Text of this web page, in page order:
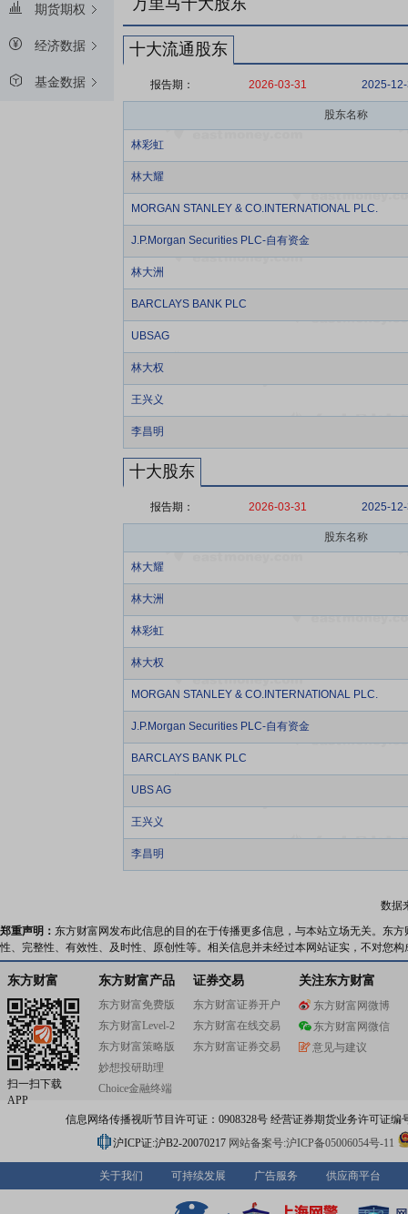
期货期权
经济数据
基金数据
万里马十大股东
十大流通股东
报告期： 2026-03-31 2025-
股东名称
林彩虹
林大耀
MORGAN STANLEY & CO.INTERNATIONAL PLC.
J.P.Morgan Securities PLC-自有资金
林大洲
BARCLAYS BANK PLC
UBSAG
林大权
王兴义
李昌明
十大股东
报告期： 2026-03-31 2025-
股东名称
林大耀
林大洲
林彩虹
林大权
MORGAN STANLEY & CO.INTERNATIONAL PLC.
J.P.Morgan Securities PLC-自有资金
BARCLAYS BANK PLC
UBS AG
王兴义
李昌明
数据
郑重声明： 东方财富网发布此信息的目的在于传播更多信息，与本站立场无关。东
性、完整性、有效性、及时性、原创性等。相关信息并未经过本网站证实，不对您
东方财富
扫一扫下载
APP
东方财富产品
东方财富免费版
东方财富Level-2
东方财富策略版
妙想投研助理
Choice金融终端
证券交易
东方财富证券开户
东方财富在线交易
东方财富证券交易
关注东方财富
东方财富网微博
东方财富网微信
意见与建议
信息网络传播视听节目许可证：0908328号 经营证券期货业务许可证编
沪ICP证:沪B2-20070217 网站备案号:沪ICP备05006054号-11
关于我们 可持续发展 广告服务 供应商平台